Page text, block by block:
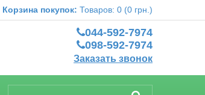
Корзина покупок: Товаров: 0 (0 грн.)
044-592-7974
098-592-7974
Заказать звонок